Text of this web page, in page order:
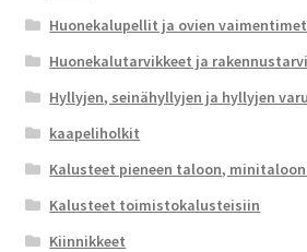
Huonekalupellit ja ovien vaimentimet
Huonekalutarvikkeet ja
Hyllyjen, seinähyllyjen ja hyllyjen
kaapeliholkit
Kalusteet pieneen taloon,
Kalusteet toimistokalusteisiin
Kiinnikkeet